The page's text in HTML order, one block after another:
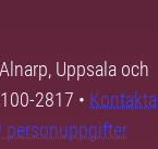
Uppsala och
2817 • Kontakta
personuppgifter